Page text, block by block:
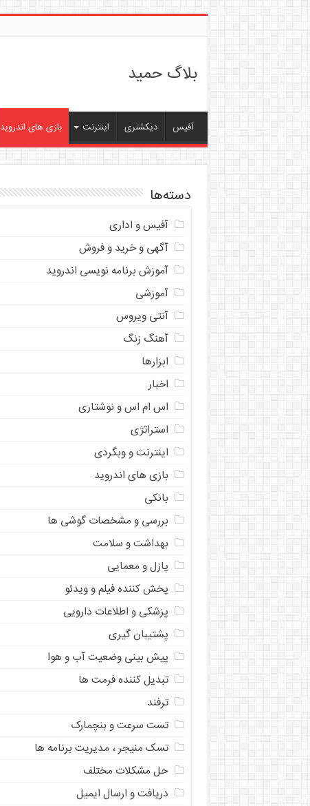
بلاگ حمید
آفیس دیکشنری اینترنت بازی های اندروید
دسته‌ها
آفیس و اداری
آگهی و خرید و فروش
آموزش برنامه نویسی اندروید
آموزشی
آنتی ویروس
آهنگ زنگ
ابزارها
اخبار
اس ام اس و نوشتاری
استراتژی
اینترنت و وبگردی
بازی های اندروید
بانکی
بررسی و مشخصات گوشی ها
بهداشت و سلامت
پازل و معمایی
پخش کننده فیلم و ویدئو
پزشکی و اطلاعات دارویی
پشتیبان گیری
پیش بینی وضعیت آب و هوا
تبدیل کننده فرمت ها
ترفند
تست سرعت و بنچمارک
تسک منیجر ، مدیریت برنامه ها
حل مشکلات مختلف
دریافت و ارسال ایمیل